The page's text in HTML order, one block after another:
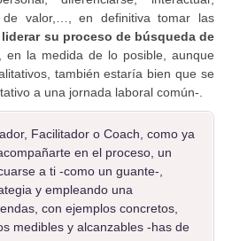
de valor,…, en definitiva tomar las
liderar su proceso de búsqueda de
en la medida de lo posible, aunque
también estaría bien que se
a una jornada laboral común-.
Facilitador o Coach, como ya
en el proceso, un
a ti -como un guante-,
y empleando una
con ejemplos concretos,
medibles y alcanzables -has de